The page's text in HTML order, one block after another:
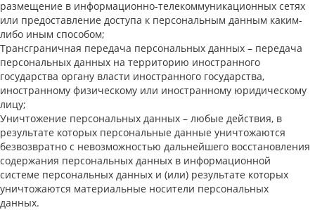
размещение в информационно-телекоммуникационных сетях
или предоставление доступа к персональным данным каким-
либо иным способом;
Трансграничная передача персональных данных – передача
персональных данных на территорию иностранного
государства органу власти иностранного государства,
иностранному физическому или иностранному юридическому
лицу;
Уничтожение персональных данных – любые действия, в
результате которых персональные данные уничтожаются
безвозвратно с невозможностью дальнейшего восстановления
содержания персональных данных в информационной
системе персональных данных и (или) результате которых
уничтожаются материальные носители персональных
данных.